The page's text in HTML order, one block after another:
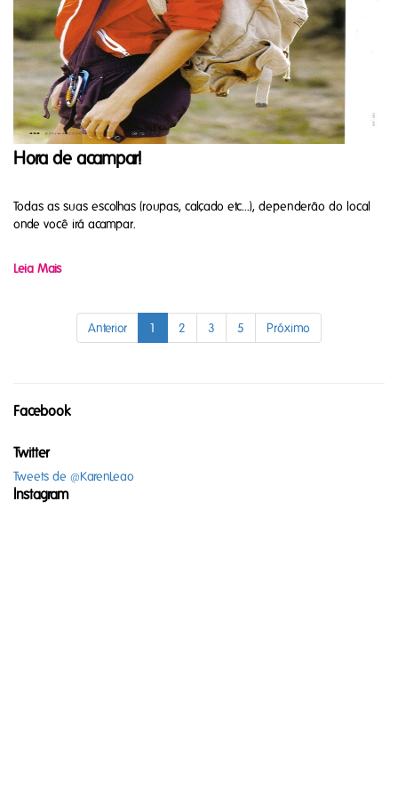
Hora de acampar!
Todas as suas escolhas (roupas, calçado etc...), dependerão do local
onde você irá acampar.
Leia Mais
Anterior 1 2 3 5 Próximo
Facebook
Twitter
Tweets de @KarenLeao
Instagram